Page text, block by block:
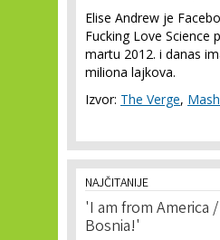
Elise Andrew je
Fucking Love Science
martu 2012. i danas
miliona lajkova.
Izvor: The Verge,
NAJČITANIJE
'I am from America
Bosnia!'